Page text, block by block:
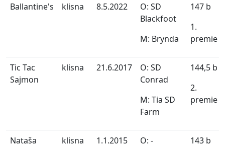
Ballantine's klisna 8.5.2022
O: SD
Blackfoot
M: Brynda
147 b
1.
premie
Tic Tac
Sajmon
klisna 21.6.2017
O: SD
Conrad
M: Tia SD
Farm
144,5 b
2.
premie
Nataša
klisna 1.1.2015
O: -
143 b